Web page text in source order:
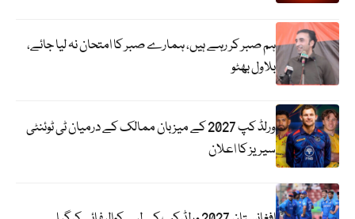
ہم صبر کر رہے ہیں، ہمارے صبر کا امتحان نہ لیا جائے،
بلاول بھٹو
ورلڈ کپ 2027 کے میزبان ممالک کے درمیان ٹی ٹوئنٹی
سیریز کا اعلان